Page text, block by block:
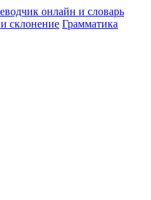
и склонение Грамматика